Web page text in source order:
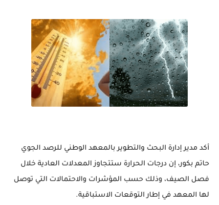
أكد مدير إدارة البحث والتطوير بالمعهد الوطني للرصد الجوي
حاتم بكور، إن درجات الحرارة ستتجاوز المعدلات العادية خلال
فصل الصيف، وذلك حسب المؤشرات والاحتمالات التي توصل
لها المعهد في إطار التوقعات الاستباقية.